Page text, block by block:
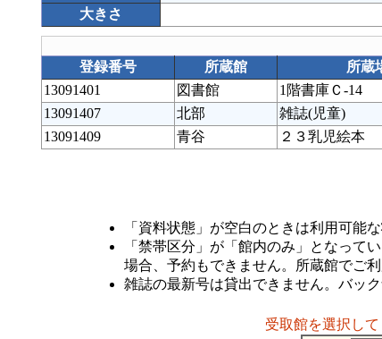
大きさ
登録番号
所蔵館 所蔵
13091401
図書館 1階書庫Ｃ-14
13091407
北部 雑誌(児童)
13091409
青谷 ２３乳児絵本
「資料状態」が空白のときは利用可能な
「禁帯区分」が「館内のみ」となって
場合、予約もできません。所蔵館でご利
雑誌の最新号は貸出できません。バッ
受取館を選択し